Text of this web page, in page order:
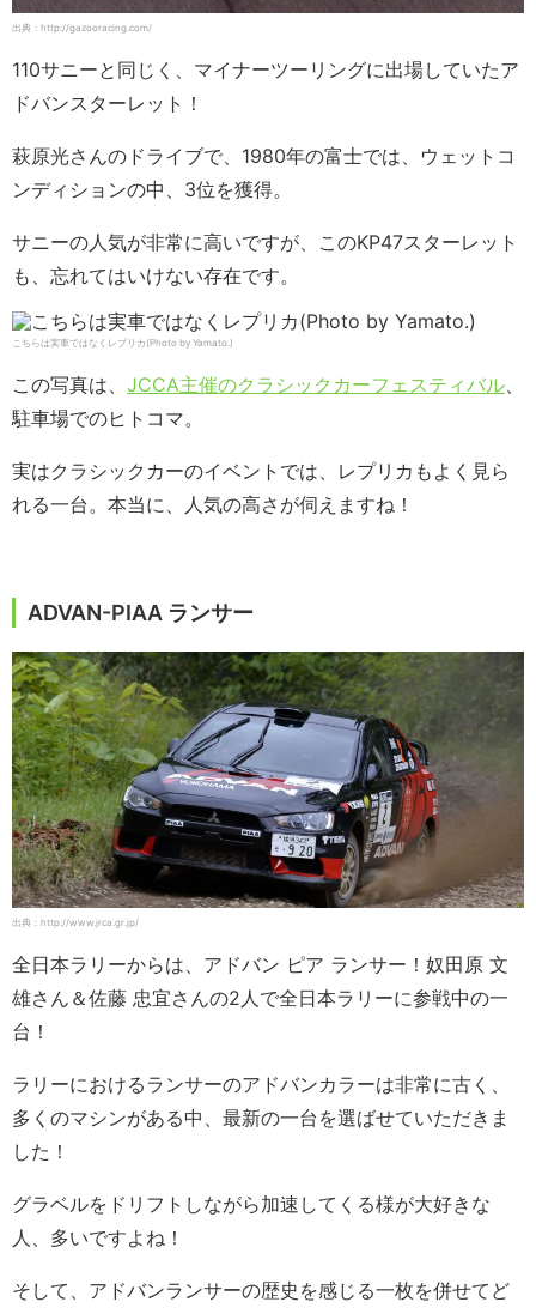
出典：http://gazooracing.com/
110サニーと同じく、マイナーツーリングに出場していたア
ドバンスターレット！
萩原光さんのドライブで、1980年の富士では、ウェットコ
ンディションの中、3位を獲得。
サニーの人気が非常に高いですが、このKP47スターレット
も、忘れてはいけない存在です。
こちらは実車ではなくレプリカ(Photo by Yamato.)
この写真は、 JCCA主催のクラシックカーフェスティバル、
駐車場でのヒトコマ。
実はクラシックカーのイベントでは、レプリカもよく見ら
れる一台。本当に、人気の高さが伺えますね！
ADVAN-PIAA ランサー
出典：http://www.jrca.gr.jp/
全日本ラリーからは、アドバン ピア ランサー！奴田原 文
雄さん＆佐藤 忠宜さんの2人で全日本ラリーに参戦中の一
台！
ラリーにおけるランサーのアドバンカラーは非常に古く、
多くのマシンがある中、最新の一台を選ばせていただきま
した！
グラベルをドリフトしながら加速してくる様が大好きな
人、多いですよね！
そして、アドバンランサーの歴史を感じる一枚を併せてど